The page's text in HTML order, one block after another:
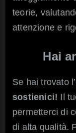
teorie,
attenzione e
Hai
Se hai trovato
sostienici! Il
permetterci di
di alta qualità.